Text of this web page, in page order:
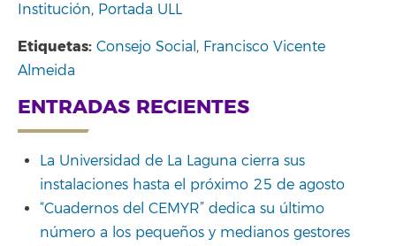
Institución, Portada ULL
Etiquetas: Consejo Social , Francisco Vicente
Almeida
ENTRADAS RECIENTES
La Universidad de La Laguna cierra sus
instalaciones hasta el próximo 25 de agosto
“Cuadernos del CEMYR” dedica su último
número a los pequeños y medianos gestores